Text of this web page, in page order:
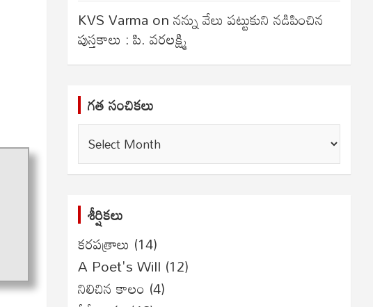
KVS Varma onనన్ను వేలు పట్టుకుని నడిపించిన
పుస్తకాలు : పి. వరలక్ష్మి
గత సంచికలు
గత
సంచికలు
శీర్షికలు
కరపత్రాలు (14)
A Poet's Will (12)
నిలిచిన కాలం (4)